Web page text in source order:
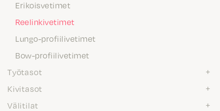
Erikoisvetimet
Reelinkivetimet
Lungo-profiilivetimet
Bow-profiilivetimet
Työtasot
Kivitasot
Välitilat